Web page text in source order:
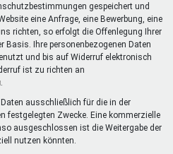
gespeichert und
eine Anfrage, eine Bewerbung, eine
richten, so erfolgt die Offenlegung Ihrer
Ihre personenbezogenen Daten
und bis auf Widerruf elektronisch
ist zu richten an
ausschließlich für die in der
festgelegten Zwecke. Eine kommerzielle
ausgeschlossen ist die Weitergabe der
nutzen könnten.